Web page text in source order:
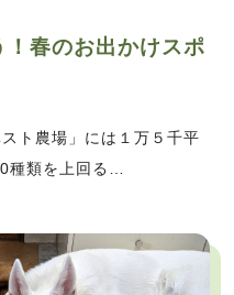
春のお出かけスポ
ト農場」には１万５千平
種類を上回る…